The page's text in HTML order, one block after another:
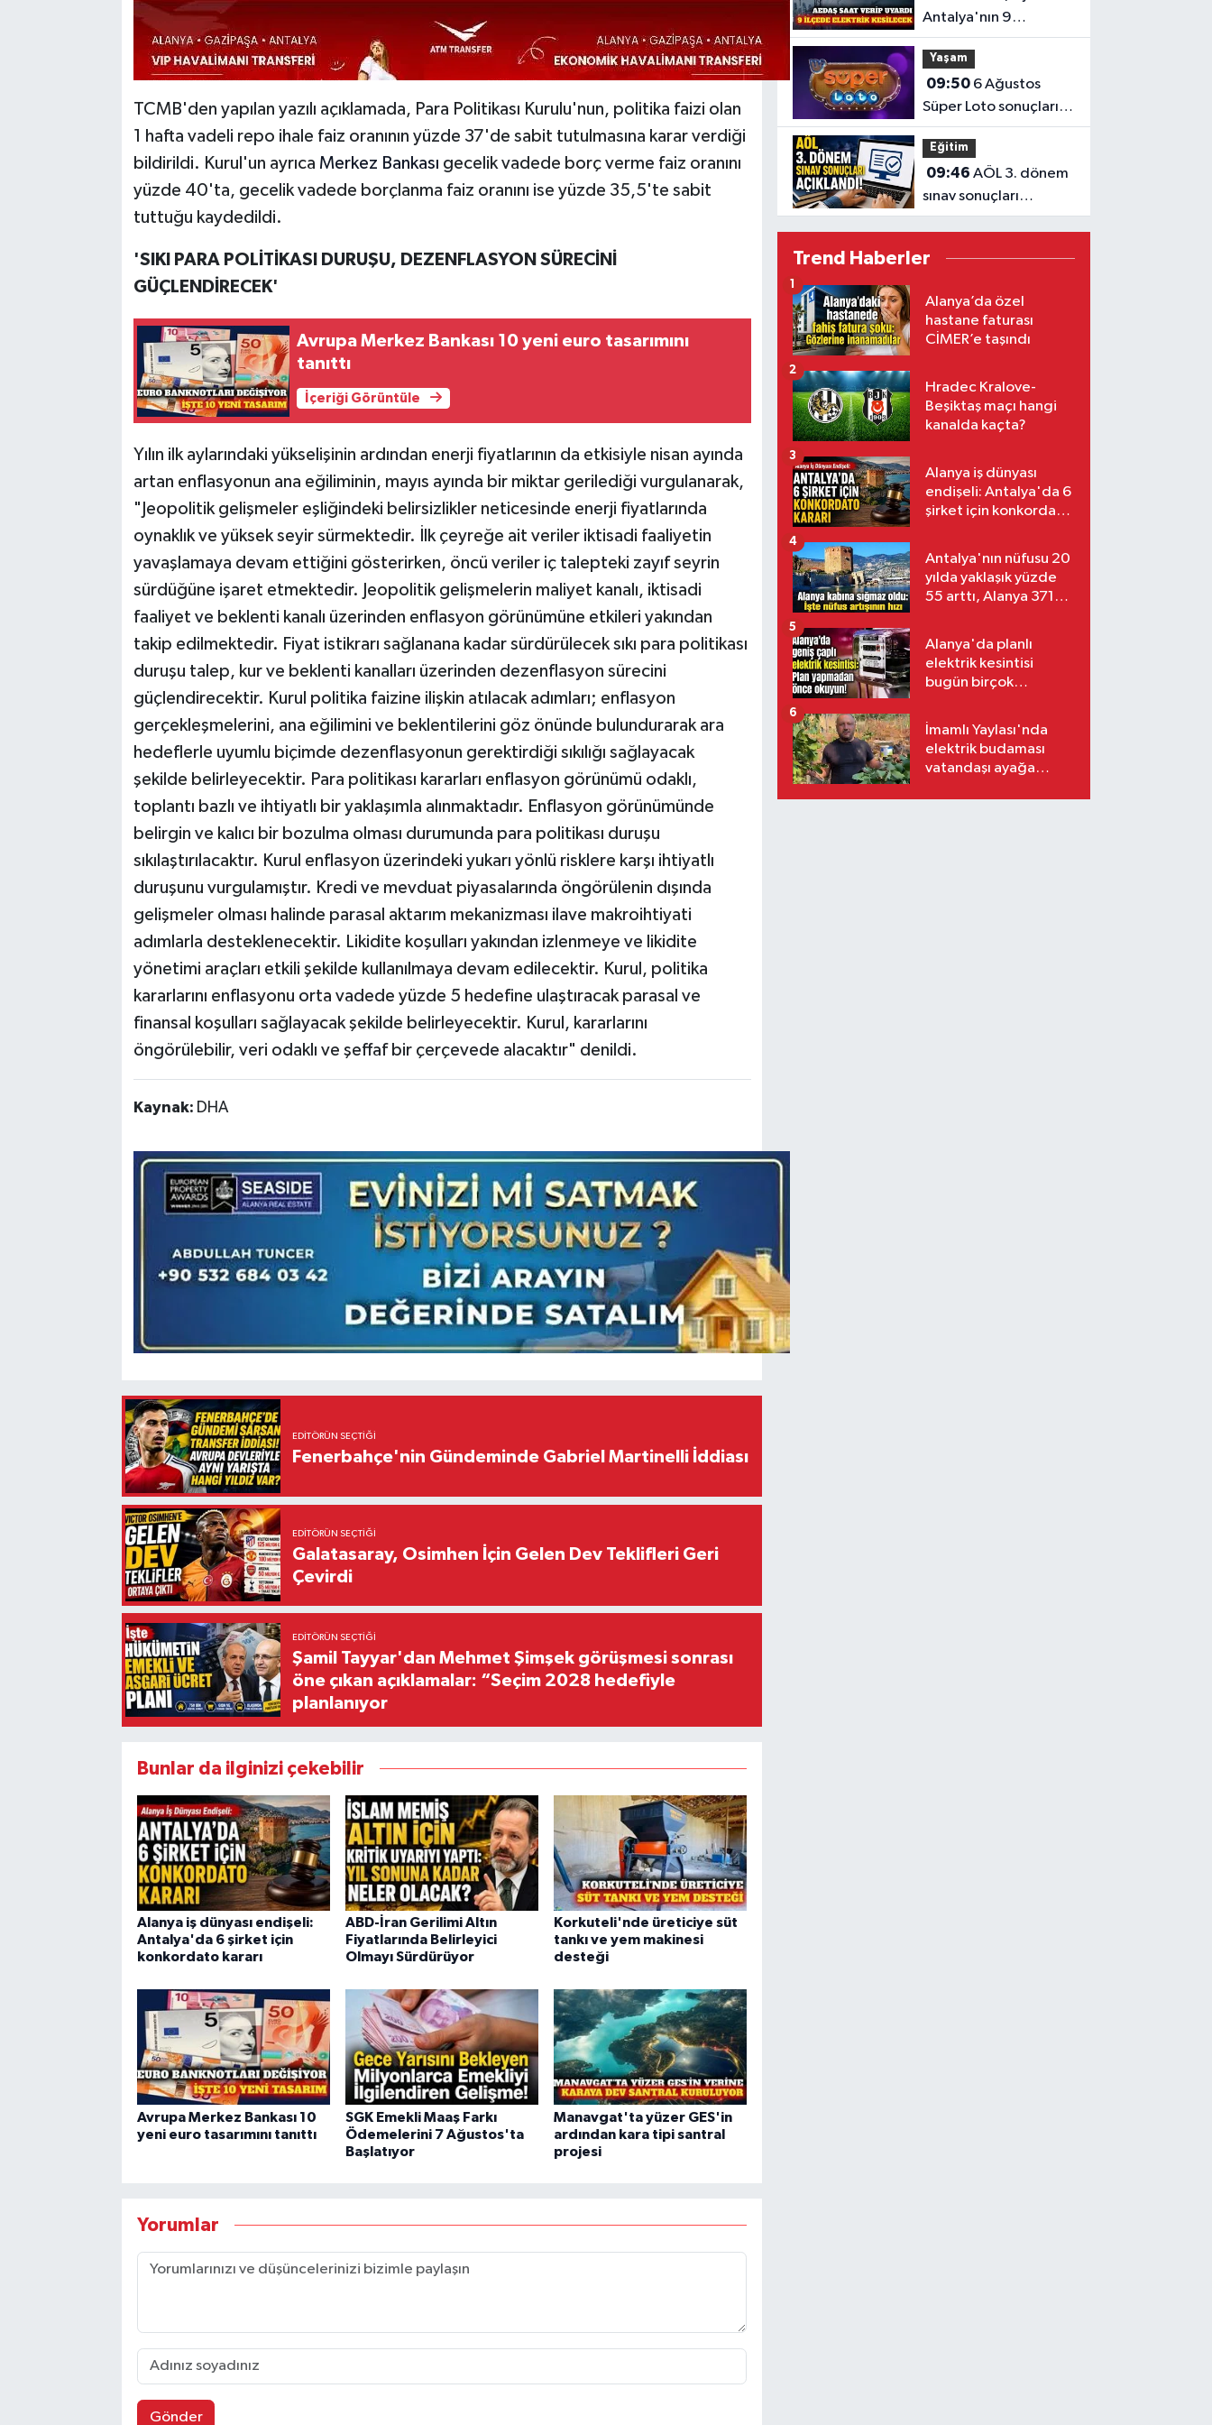
TCMB'den yapılan yazılı açıklamada, Para Politikası Kurulu'nun, politika faizi olan
1 hafta vadeli repo ihale faiz oranının yüzde 37'de sabit tutulmasına karar verdiği
bildirildi. Kurul'un ayrıca Merkez Bankası gecelik vadede borç verme faiz oranını
yüzde 40'ta, gecelik vadede borçlanma faiz oranını ise yüzde 35,5'te sabit
tuttuğu kaydedildi.
'SIKI PARA POLİTİKASI DURUŞU, DEZENFLASYON SÜRECİNİ
GÜÇLENDİRECEK'
Avrupa Merkez Bankası 10 yeni euro tasarımını
tanıttı
İçeriği Görüntüle
Yılın ilk aylarındaki yükselişinin ardından enerji fiyatlarının da etkisiyle nisan ayında
artan enflasyonun ana eğiliminin, mayıs ayında bir miktar gerilediği vurgulanarak,
"Jeopolitik gelişmeler eşliğindeki belirsizlikler neticesinde enerji fiyatlarında
oynaklık ve yüksek seyir sürmektedir. İlk çeyreğe ait veriler iktisadi faaliyetin
yavaşlamaya devam ettiğini gösterirken, öncü veriler iç talepteki zayıf seyrin
sürdüğüne işaret etmektedir. Jeopolitik gelişmelerin maliyet kanalı, iktisadi
faaliyet ve beklenti kanalı üzerinden enflasyon görünümüne etkileri yakından
takip edilmektedir. Fiyat istikrarı sağlanana kadar sürdürülecek sıkı para politikası
duruşu talep, kur ve beklenti kanalları üzerinden dezenflasyon sürecini
güçlendirecektir. Kurul politika faizine ilişkin atılacak adımları; enflasyon
gerçekleşmelerini, ana eğilimini ve beklentilerini göz önünde bulundurarak ara
hedeflerle uyumlu biçimde dezenflasyonun gerektirdiği sıkılığı sağlayacak
şekilde belirleyecektir. Para politikası kararları enflasyon görünümü odaklı,
toplantı bazlı ve ihtiyatlı bir yaklaşımla alınmaktadır. Enflasyon görünümünde
belirgin ve kalıcı bir bozulma olması durumunda para politikası duruşu
sıkılaştırılacaktır. Kurul enflasyon üzerindeki yukarı yönlü risklere karşı ihtiyatlı
duruşunu vurgulamıştır. Kredi ve mevduat piyasalarında öngörülenin dışında
gelişmeler olması halinde parasal aktarım mekanizması ilave makroihtiyati
adımlarla desteklenecektir. Likidite koşulları yakından izlenmeye ve likidite
yönetimi araçları etkili şekilde kullanılmaya devam edilecektir. Kurul, politika
kararlarını enflasyonu orta vadede yüzde 5 hedefine ulaştıracak parasal ve
finansal koşulları sağlayacak şekilde belirleyecektir. Kurul, kararlarını
öngörülebilir, veri odaklı ve şeffaf bir çerçevede alacaktır" denildi.
Kaynak: DHA
EDITÖRÜN SEÇTIĞI
Fenerbahçe'nin Gündeminde Gabriel Martinelli İddiası
EDITÖRÜN SEÇTIĞI
Galatasaray, Osimhen İçin Gelen Dev Teklifleri Geri
Çevirdi
EDITÖRÜN SEÇTIĞI
Şamil Tayyar'dan Mehmet Şimşek görüşmesi sonrası
öne çıkan açıklamalar: “Seçim 2028 hedefiyle
planlanıyor
Bunlar da ilginizi çekebilir
Alanya iş dünyası endişeli:
Antalya'da 6 şirket için
konkordato kararı
ABD-İran Gerilimi Altın
Fiyatlarında Belirleyici
Olmayı Sürdürüyor
Korkuteli'nde üreticiye süt
tankı ve yem makinesi
desteği
Avrupa Merkez Bankası 10
yeni euro tasarımını tanıttı
SGK Emekli Maaş Farkı
Ödemelerini 7 Ağustos'ta
Başlatıyor
Manavgat'ta yüzer GES'in
ardından kara tipi santral
projesi
Yorumlar
Gönder
Antalya'nın 9
ilçesinde elektrik
kesintisi
Yaşam
09:50
Süper Loto sonuçları
açıklandı
Eğitim
09:46 AÖL 3. dönem
sınav sonuçları
açıklandı
Trend Haberler
Alanya’da özel
hastane faturası
CİMER’e taşındı
1
Hradec Kralove-
Beşiktaş maçı hangi
kanalda kaçta?
2
Alanya iş dünyası
endişeli: Antalya'da 6
şirket için konkordato
3
Antalya'nın nüfusu 20
yılda yaklaşık yüzde
55 arttı, Alanya 371
4
Alanya'da planlı
elektrik kesintisi
bugün birçok
5
İmamlı Yaylası'nda
elektrik budaması
vatandaşı ayağa
6